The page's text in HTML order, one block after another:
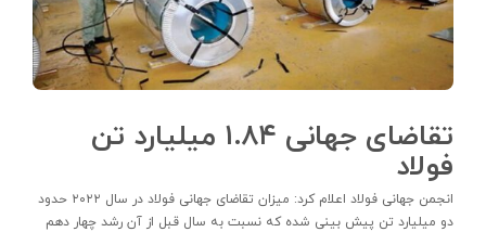
تقاضای جهانی ۱.۸۴ میلیارد تن
فولاد
انجمن جهانی فولاد اعلام کرد: میزان تقاضای جهانی فولاد در سال ۲۰۲۲ حدود
دو میلیارد تن پیش بینی شده که نسبت به سال قبل از آن رشد چهار دهم